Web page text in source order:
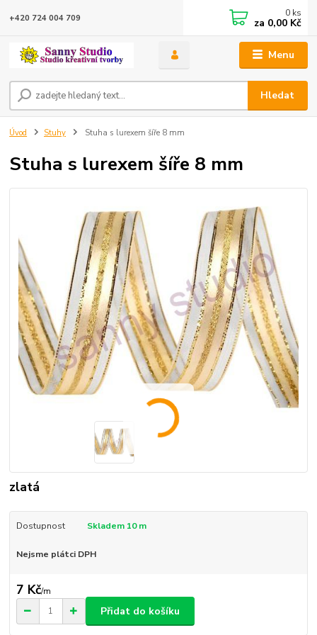
Menu
Hledat
+420 724 004 709 0 ks
za 0,00 Kč
Úvod Stuhy Stuha s lurexem šíře 8 mm
Stuha s lurexem šíře 8 mm
zlatá
Dostupnost Skladem 10 m
Nejsme plátci DPH
7 Kč/m
Přidat do košíku